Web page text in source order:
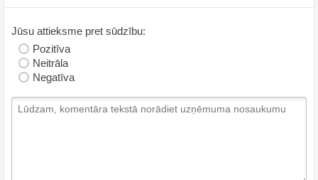
Jūsu attieksme pret sūdzību:
Pozitīva
Neitrāla
Negatīva